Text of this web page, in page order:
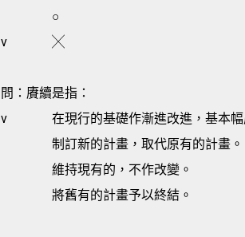
○
v
╳
問：賡續是指：
v
在現行的基礎作漸進改進，基本
制訂新的計畫，取代原有的計畫。
維持現有的，不作改變。
將舊有的計畫予以終結。